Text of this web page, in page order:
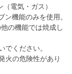
電気・ガス）
機能のみを使用。
の機能では焼成し
ください。
火の危険性があり